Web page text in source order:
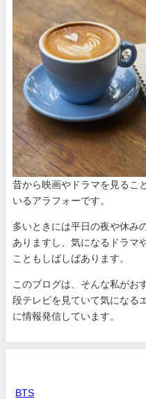
昔から映画やドラマを見るこ
いるアラフォーです。
多いときには平日の夜や休み
ありますし、気になるドラマ
こともしばしばあります。
このブログは、そんな私がお
段テレビを見ていて気になる
に情報発信しています。
BTS